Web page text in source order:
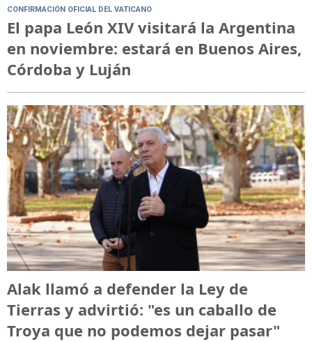
CONFIRMACIÓN OFICIAL DEL VATICANO
El papa León XIV visitará la Argentina
en noviembre: estará en Buenos Aires,
Córdoba y Luján
Alak llamó a defender la Ley de
Tierras y advirtió: "es un caballo de
Troya que no podemos dejar pasar"